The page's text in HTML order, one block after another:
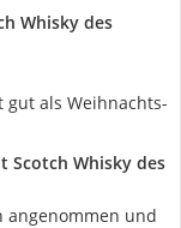
Whisky des
gut als Weihnachts-
Scotch Whisky des
angenommen und